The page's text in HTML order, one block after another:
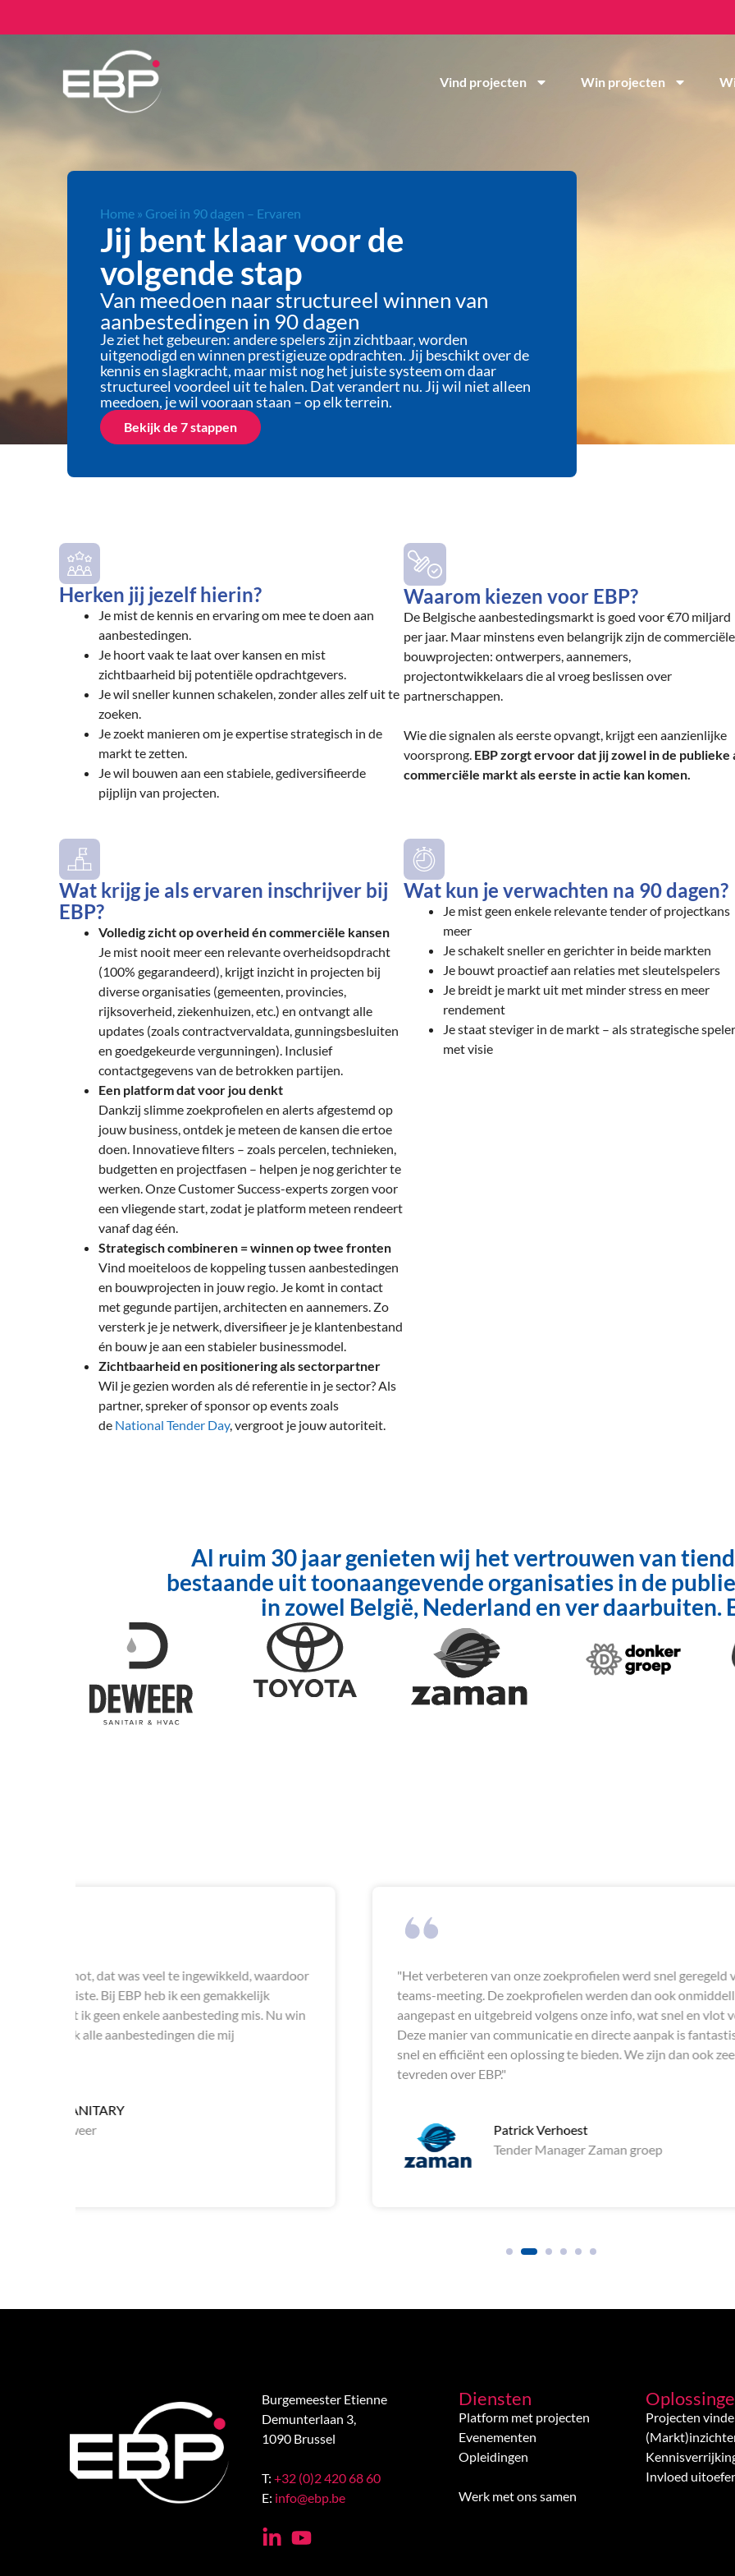
Vind projecten Win projecten
Home » Groei in 90 dagen – Ervaren
Jij bent klaar voor de
volgende stap
Van meedoen naar structureel winnen van
aanbestedingen in 90 dagen
Je ziet het gebeuren: andere spelers zijn zichtbaar, worden
uitgenodigd en winnen prestigieuze opdrachten. Jij beschikt over de
kennis en slagkracht, maar mist nog het juiste systeem om daar
structureel voordeel uit te halen. Dat verandert nu. Jij wil niet alleen
meedoen, je wil vooraan staan – op elk terrein.
Bekijk de 7 stappen
Herken jij jezelf hierin?
Je mist de kennis en ervaring om mee te doen aan
aanbestedingen.
Je hoort vaak te laat over kansen en mist
zichtbaarheid bij potentiële opdrachtgevers.
Je wil sneller kunnen schakelen, zonder alles zelf uit te
zoeken.
Je zoekt manieren om je expertise strategisch in de
markt te zetten.
Je wil bouwen aan een stabiele, gediversifieerde
pijplijn van projecten.
Waarom kiezen voor EBP?
De Belgische aanbestedingsmarkt is goed voor €70 miljard
per jaar. Maar minstens even belangrijk zijn de commerciële
bouwprojecten: ontwerpers, aannemers,
projectontwikkelaars die al vroeg beslissen over
partnerschappen.
Wie die signalen als eerste opvangt, krijgt een aanzienlijke
voorsprong. EBP zorgt ervoor dat jij zowel in de publieke
commerciële markt als eerste in actie kan komen.
Wat krijg je als ervaren inschrijver bij
EBP?
Volledig zicht op overheid én commerciële kansen
Je mist nooit meer een relevante overheidsopdracht
(100% gegarandeerd), krijgt inzicht in projecten bij
diverse organisaties (gemeenten, provincies,
rijksoverheid, ziekenhuizen, etc.) en ontvangt alle
updates (zoals contractvervaldata, gunningsbesluiten
en goedgekeurde vergunningen). Inclusief
contactgegevens van de betrokken partijen.
Een platform dat voor jou denkt
Dankzij slimme zoekprofielen en alerts afgestemd op
jouw business, ontdek je meteen de kansen die ertoe
doen. Innovatieve filters – zoals percelen, technieken,
budgetten en projectfasen – helpen je nog gerichter te
werken. Onze Customer Success-experts zorgen voor
een vliegende start, zodat je platform meteen rendeert
vanaf dag één.
Strategisch combineren = winnen op twee fronten
Vind moeiteloos de koppeling tussen aanbestedingen
en bouwprojecten in jouw regio. Je komt in contact
met gegunde partijen, architecten en aannemers. Zo
versterk je je netwerk, diversifieer je je klantenbestand
én bouw je aan een stabieler businessmodel.
Zichtbaarheid en positionering als sectorpartner
Wil je gezien worden als dé referentie in je sector? Als
partner, spreker of sponsor op events zoals
de National Tender Day, vergroot je jouw autoriteit.
Wat kun je verwachten na 90 dagen?
Je mist geen enkele relevante tender of projectkans
meer
Je schakelt sneller en gerichter in beide markten
Je bouwt proactief aan relaties met sleutelspelers
Je breidt je markt uit met minder stress en meer
rendement
Je staat steviger in de markt – als strategische speler
met visie
Al ruim 30 jaar genieten wij het vertrouwen van
bestaande uit toonaangevende organisaties in de
in zowel België, Nederland en ver daarbuiten.
waardoor
mis. Nu win
Tender Manager Zaman groep
"Het verbeteren van onze zoekprofielen werd snel geregeld via een
teams-meeting. De zoekprofielen werden dan ook onmiddellijk
aangepast en uitgebreid volgens onze info, wat snel en vlot verliep.
Deze manier van communicatie en directe aanpak is fantastisch om
snel en efficiënt een oplossing te bieden. We zijn dan ook zeer
De
een
bedankt
Burgemeester Etienne
Demunterlaan 3,
1090 Brussel
T: +32 (0)2 420 68 60
E: info@ebp.be
Diensten
Platform met projecten
Evenementen
Opleidingen
Werk met ons samen
Projecten
Invloed